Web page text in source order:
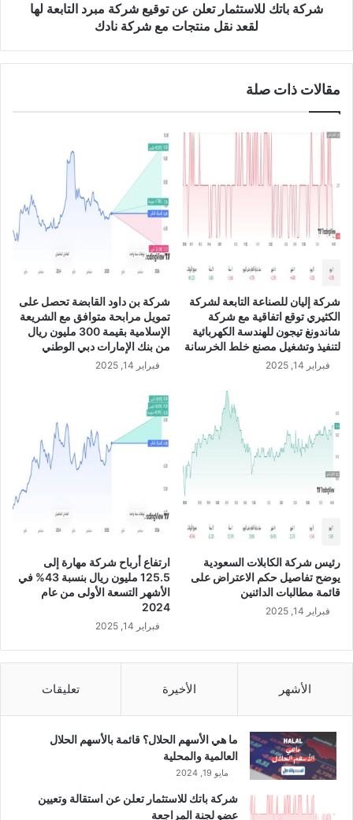
م
ت
ن
ت
ع
ش
ر
ك
ر
د
ا
ل
ل
ه
ع
ل
م
شركة باتك للاستثمار تعلن عن توقيع شركة مبرد التابعة لها
لقعد نقل منتجات مع شركة نادك
مقالات ذات صلة
شركة إليان للصناعة التابعة لشركة
الكثيري توقع اتفاقية مع شركة
شاندونغ تيجون للهندسة الكهربائية
لتنفيذ وتشغيل مصنع خلط الخرسانة
فبراير 14, 2025
شركة بن داود القابضة تحصل على
تمويل مرابحة متوافق مع الشريعة
الإسلامية بقيمة 300 مليون ريال
من بنك الإمارات دبي الوطني
فبراير 14, 2025
رئيس شركة الكابلات السعودية
يوضح تفاصيل حكم الاعتراض على
قائمة مطالبات الدائنين
فبراير 14, 2025
ارتفاع أرباح شركة مهارة إلى
125.5 مليون ريال بنسبة 43% في
الأشهر التسعة الأولى من عام
2024
فبراير 14, 2025
الأشهر الأخيرة تعليقات
ما هي الأسهم الحلال؟ قائمة بالأسهم الحلال
العالمية والمحلية
مايو 19, 2024
شركة باتك للاستثمار تعلن عن استقالة وتعيين
عضو لجنة المراجعة